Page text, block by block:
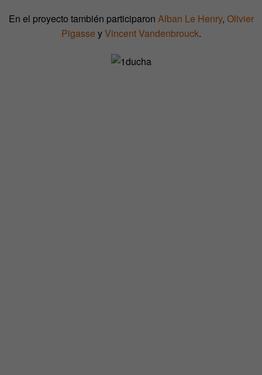
En el proyecto también participaron Alban Le Henry, Olivier
Pigasse yVincent Vandenbrouck.